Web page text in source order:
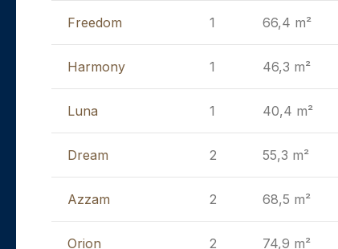
Freedom 1 66,4 m²
Harmony 1 46,3 m²
Luna 1 40,4 m²
Dream 2 55,3 m²
Azzam 2 68,5 m²
Orion 2 74,9 m²